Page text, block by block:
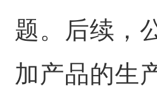
题。后续，
加产品的生